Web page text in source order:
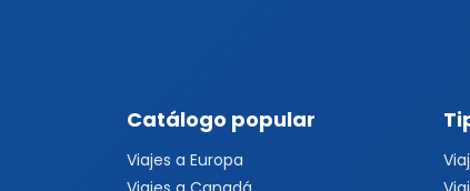
Catálogo popular
Viajes a Europa